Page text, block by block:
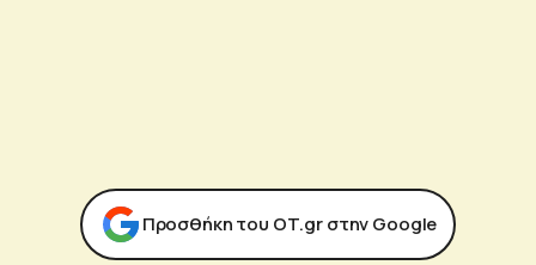
Προσθήκη του ΟΤ.gr στην Google